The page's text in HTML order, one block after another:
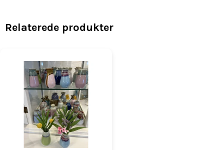
Relaterede produkter